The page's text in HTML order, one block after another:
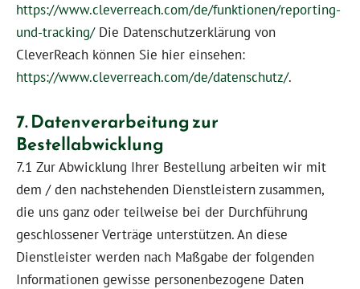
https://www.cleverreach.com/de/funktionen/reporting-
und-tracking/Die Datenschutzerklärung von
CleverReach können Sie hier einsehen:
https://www.cleverreach.com/de/datenschutz/.
7. Datenverarbeitung zur
Bestellabwicklung
7.1 Zur Abwicklung Ihrer Bestellung arbeiten wir mit
dem / den nachstehenden Dienstleistern zusammen,
die uns ganz oder teilweise bei der Durchführung
geschlossener Verträge unterstützen. An diese
Dienstleister werden nach Maßgabe der folgenden
Informationen gewisse personenbezogene Daten